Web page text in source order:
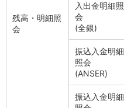
まいクラウドファンディング
ローン
住宅ローン
残高・明細照
会
入出金明細照
会
(全銀)
振込入金明細
照会
(ANSER)
振込入金明細